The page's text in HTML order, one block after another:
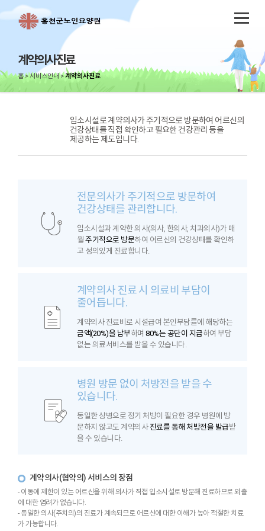
계약의사진료
홈 서비스안내 계약의사진료
입소시설로 계약의사가 주기적으로 방문하여 어르신의
건강상태를 직접 확인하고 필요한 건강관리 등을
제공하는 제도입니다.
전문의사가 주기적으로 방문하여
건강상태를 관리합니다.
입소시설과 계약한 의사(의사, 한의사, 치과의사)가 매
월 주기적으로 방문하여 어르신의 건강상태를 확인하
고 성의있게 진료합니다.
계약의사 진료 시 의료비 부담이
줄어듭니다.
계약의사 진료비로 시설급여 본인부담률에 해당하는
금액(20%)을 납부하며 80%는 공단이 지급하여 부담
없는 의료서비스를 받을 수 있습니다.
병원 방문 없이 처방전을 받을 수
있습니다.
동일한 상병으로 정기 처방이 필요한 경우 병원에 방
문하지 않고도 계약의사 진료를 통해 처방전을 발급받
을 수 있습니다.
계약의사(협약의) 서비스의 장점
- 이동에 제한이 있는 어르신을 위해 의사가 직접 입소시설로 방문해 진료하므로 외출
에 대한 염려가 없습니다.
- 동일한 의사(주치의)의 진료가 계속되므로 어르신에 대한 이해가 높아 적절한 치료
가 가능합니다.